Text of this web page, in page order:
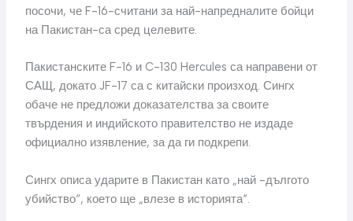
посочи, че F-16-считани за най-напредналите бойци
на Пакистан-са сред целевите.
Пакистанските F-16 и C-130 Hercules са направени от
САЩ, докато JF-17 са с китайски произход. Сингх
обаче не предложи доказателства за своите
твърдения и индийското правителство не издаде
официално изявление, за да ги подкрепи.
Сингх описа ударите в Пакистан като „най -дългото
убийство“, което ще „влезе в историята“.